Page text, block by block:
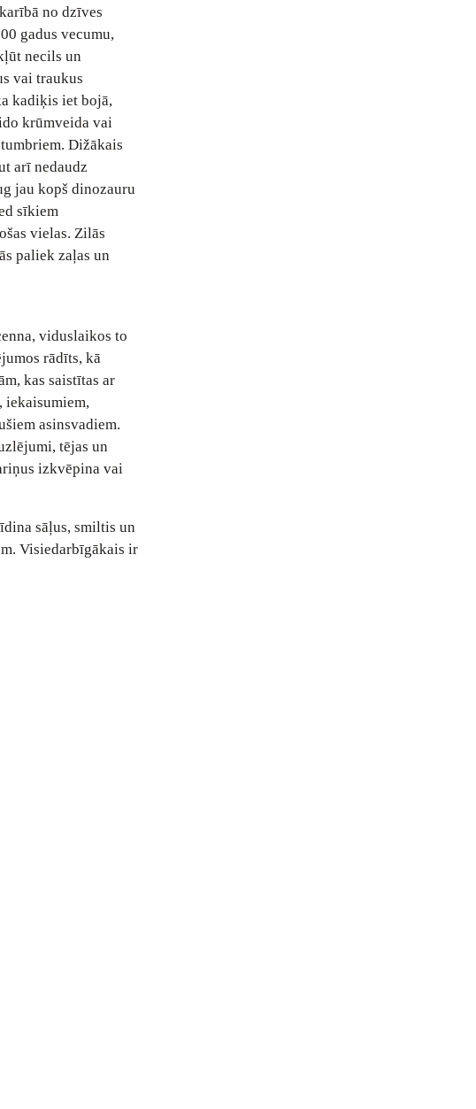
no dzīves
gadus vecumu,
necils un
vai traukus
kadiķis iet bojā,
krūmveida vai
Dižākais
arī nedaudz
jau kopš dinozauru
sīkiem
vielas. Zilās
paliek zaļas un
viduslaikos to
rādīts, kā
kas saistītas ar
iekaisumiem,
asinsvadiem.
tējas un
izkvēpina vai
sāļus, smiltis un
Visiedarbīgākais ir